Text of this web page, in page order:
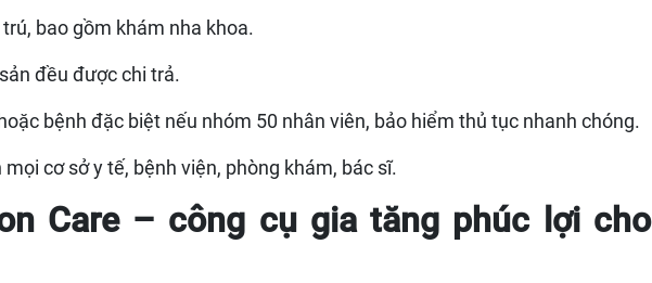
bao gồm khám nha khoa.
đều được chi trả.
bệnh đặc biệt nếu nhóm 50 nhân viên, bảo hiểm thủ tục nhanh chóng.
cơ sở y tế, bệnh viện, phòng khám, bác sĩ.
Care – công cụ gia tăng phúc lợi cho